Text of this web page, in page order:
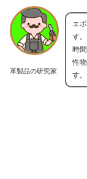
革製品の研究家
エ
す
時
性
す。